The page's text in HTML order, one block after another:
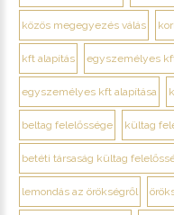
közös megegyezés válás
kft alapítás egyszemélyes
egyszemélyes kft alapítása
beltag felelőssége kültag
betéti társaság kültag
lemondás az örökségről